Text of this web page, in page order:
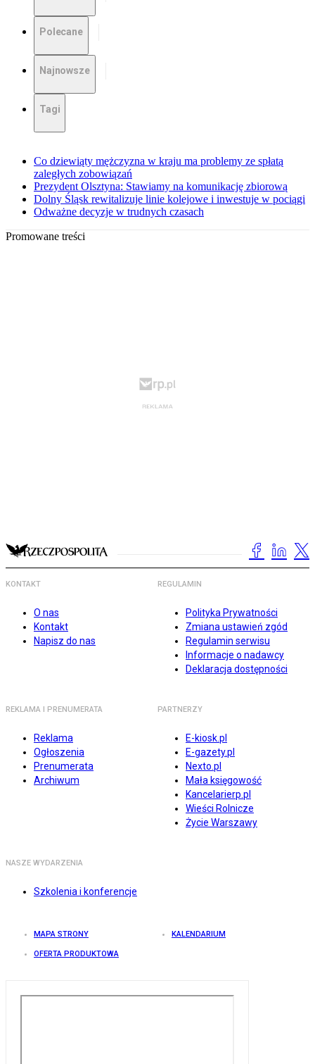
Polecane
Najnowsze
Tagi
Co dziewiąty mężczyzna w kraju ma problemy ze spłatą
zaległych zobowiązań
Prezydent Olsztyna: Stawiamy na komunikację zbiorową
Dolny Śląsk rewitalizuje linie kolejowe i inwestuje w pociągi
Odważne decyzje w trudnych czasach
Promowane treści
KONTAKT
O nas
Kontakt
Napisz do nas
REGULAMIN
Polityka Prywatności
Zmiana ustawień zgód
Regulamin serwisu
Informacje o nadawcy
Deklaracja dostępności
REKLAMA I PRENUMERATA
Reklama
Ogłoszenia
Prenumerata
Archiwum
PARTNERZY
E-kiosk.pl
E-gazety.pl
Nexto.pl
Mała księgowość
Kancelarierp.pl
Wieści Rolnicze
Życie Warszawy
NASZE WYDARZENIA
Szkolenia i konferencje
MAPA STRONY KALENDARIUM
OFERTA PRODUKTOWA